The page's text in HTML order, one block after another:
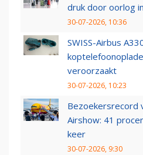
druk door oorlog
30-07-2026, 10:36
SWISS-Airbus
veroorzaakt
30-07-2026, 10:23
Bezoekersrecord
Airshow: 41
keer
30-07-2026, 9:30